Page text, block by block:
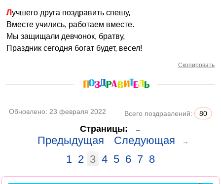
Лучшего друга поздравить спешу,
Вместе учились, работаем вместе.
Мы защищали девчонок, братву,
Праздник сегодня богат будет, весел!
Скопировать
Обновлено: 23 февраля 2022 Всего поздравлений: 80
Страницы: ←
Предыдущая Следующая →
1 2 3 4 5 6 7 8